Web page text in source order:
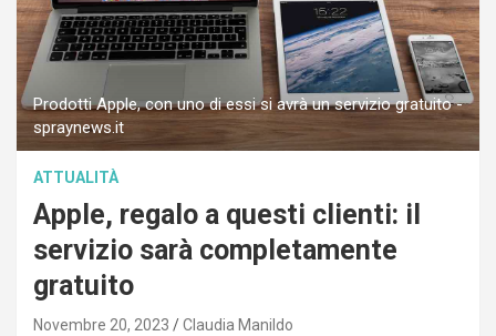
Prodotti Apple, con uno di essi si avrà un servizio gratuito -
spraynews.it
ATTUALITÀ
Apple, regalo a questi clienti: il
servizio sarà completamente
gratuito
Novembre 20, 2023 Claudia Manildo